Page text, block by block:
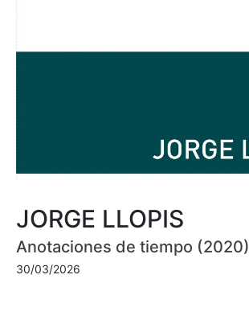
JORGE LLOPIS
Anotaciones de tiempo (2020)
30/03/2026